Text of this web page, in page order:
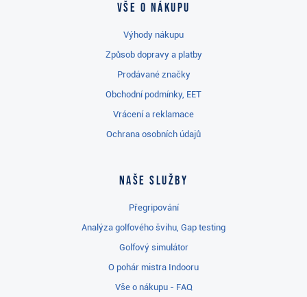
Vše o nákupu
Výhody nákupu
Způsob dopravy a platby
Prodávané značky
Obchodní podmínky, EET
Vrácení a reklamace
Ochrana osobních údajů
Naše služby
Přegripování
Analýza golfového švihu, Gap testing
Golfový simulátor
O pohár mistra Indooru
Vše o nákupu - FAQ